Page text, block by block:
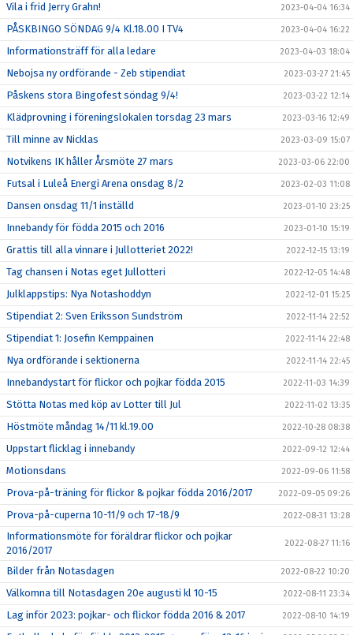
Vila i frid Jerry Grahn! 2023-04-04 16:34
PÅSKBINGO SÖNDAG 9/4 Kl.18.00 I TV4 2023-04-04 16:22
Informationsträff för alla ledare 2023-04-03 18:04
Nebojsa ny ordförande - Zeb stipendiat 2023-03-27 21:45
Påskens stora Bingofest söndag 9/4! 2023-03-22 12:14
Klädprovning i föreningslokalen torsdag 23 mars 2023-03-16 12:49
Till minne av Nicklas 2023-03-09 15:07
Notvikens IK håller Årsmöte 27 mars 2023-03-06 22:00
Futsal i Luleå Energi Arena onsdag 8/2 2023-02-03 11:08
Dansen onsdag 11/1 inställd 2023-01-10 23:25
Innebandy för födda 2015 och 2016 2023-01-10 15:19
Grattis till alla vinnare i Jullotteriet 2022! 2022-12-15 13:19
Tag chansen i Notas eget Jullotteri 2022-12-05 14:48
Julklappstips: Nya Notashoddyn 2022-12-01 15:25
Stipendiat 2: Sven Eriksson Sundström 2022-11-14 22:52
Stipendiat 1: Josefin Kemppainen 2022-11-14 22:48
Nya ordförande i sektionerna 2022-11-14 22:45
Innebandystart för flickor och pojkar födda 2015 2022-11-03 14:39
Stötta Notas med köp av Lotter till Jul 2022-11-02 13:35
Höstmöte måndag 14/11 kl.19.00 2022-10-28 08:38
Uppstart flicklag i innebandy 2022-09-12 12:44
Motionsdans 2022-09-06 11:58
Prova-på-träning för flickor & pojkar födda 2016/2017 2022-09-05 09:26
Prova-på-cuperna 10-11/9 och 17-18/9 2022-08-31 13:28
Informationsmöte för föräldrar flickor och pojkar
2016/2017
2022-08-27 11:16
Bilder från Notasdagen 2022-08-22 10:20
Välkomna till Notasdagen 20e augusti kl 10-15 2022-08-11 23:34
Lag inför 2023: pojkar- och flickor födda 2016 & 2017 2022-08-10 14:19